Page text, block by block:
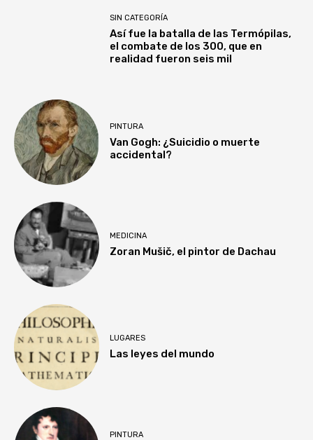
SIN CATEGORÍA
Así fue la batalla de las Termópilas,
el combate de los 300, que en
realidad fueron seis mil
PINTURA
Van Gogh: ¿Suicidio o muerte
accidental?
MEDICINA
Zoran Mušič, el pintor de Dachau
LUGARES
Las leyes del mundo
PINTURA